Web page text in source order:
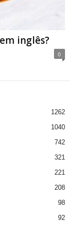
inglês?
0
1262
1040
742
321
221
208
98
92